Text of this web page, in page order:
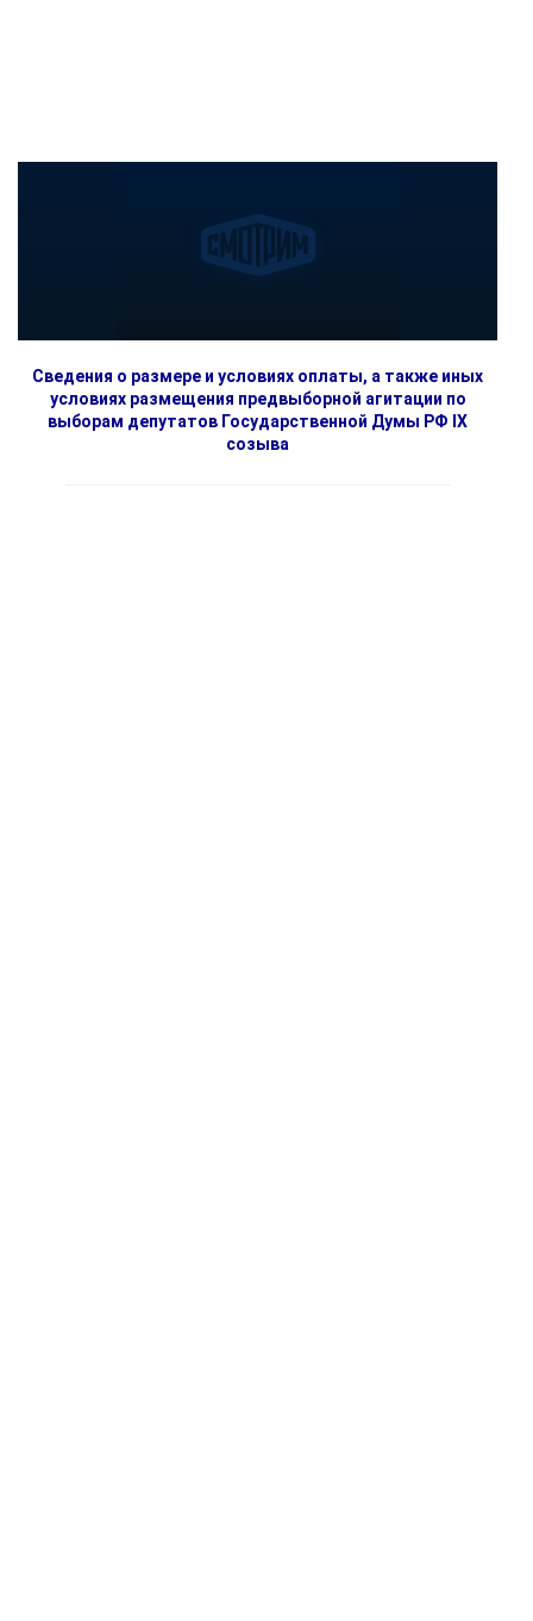
Сведения о размере и условиях оплаты, а также иных
условиях размещения предвыборной агитации по
выборам депутатов Государственной Думы РФ IX
созыва